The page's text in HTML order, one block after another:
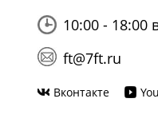
10:00 - 18:00
ft@7ft.ru
Вконтакте